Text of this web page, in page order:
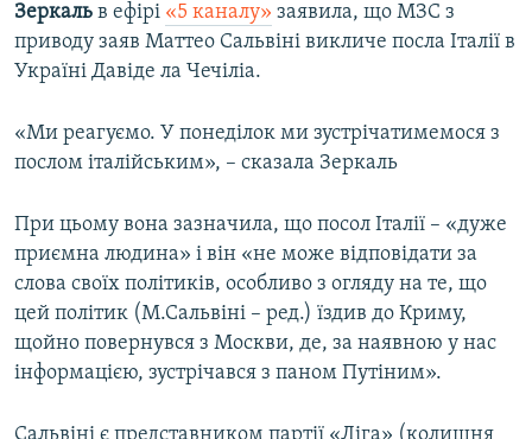
Зеркаль в ефірі «5 каналу» заявила, що МЗС з
приводу заяв Маттео Сальвіні викличе посла Італії в
Україні Давіде ла Чечіліа.
«Ми реагуємо. У понеділок ми зустрічатимемося з
послом італійським», – сказала Зеркаль
При цьому вона зазначила, що посол Італії – «дуже
приємна людина» і він «не може відповідати за
слова своїх політиків, особливо з огляду на те, що
цей політик (М.Сальвіні – ред.) їздив до Криму,
щойно повернувся з Москви, де, за наявною у нас
інформацією, зустрічався з паном Путіним».